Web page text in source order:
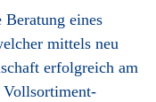
eines
mittels neu
erfolgreich am
Vollsortiment-